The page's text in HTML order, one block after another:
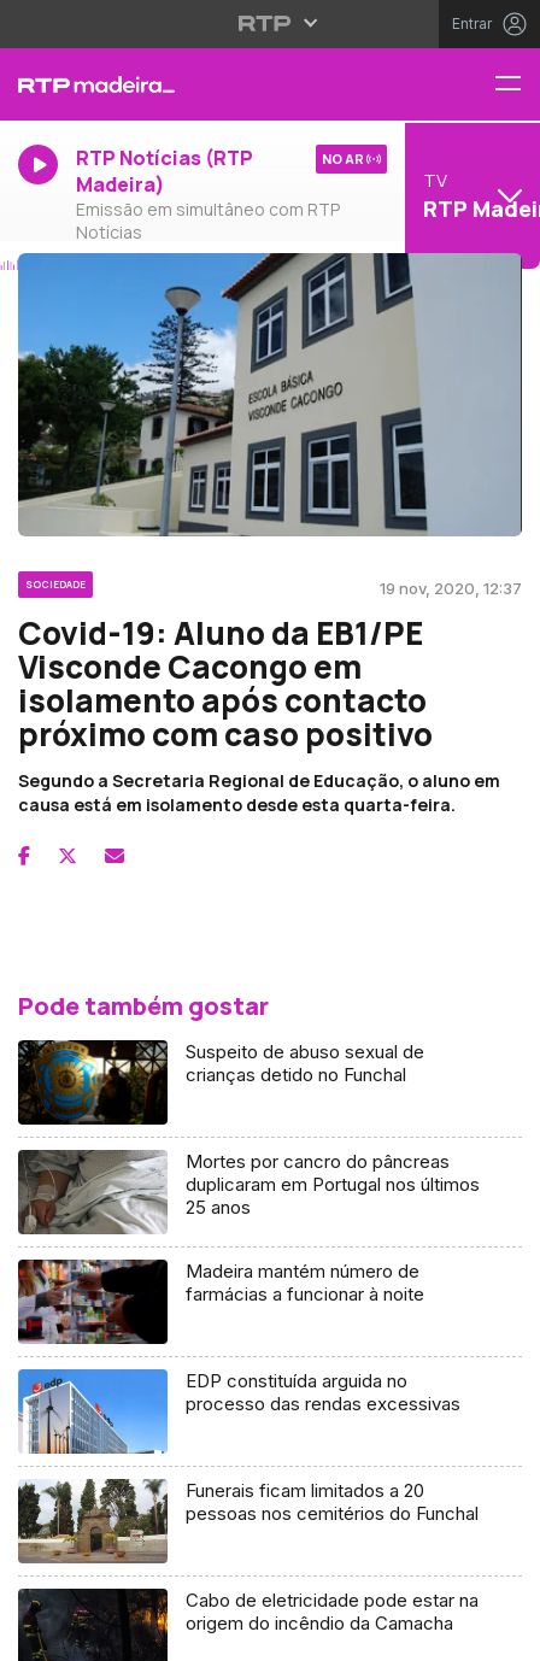
Entrar
RTP Notícias (RTP
Madeira)
Emissão em simultâneo com RTP
Notícias
NO AR
TV
RTP
SOCIEDADE 19 nov, 2020, 12:37
Covid-19: Aluno da EB1/PE
Visconde Cacongo em
isolamento após contacto
próximo com caso positivo
Segundo a Secretaria Regional de Educação, o aluno em
causa está em isolamento desde esta quarta-feira.
Pode também gostar
Suspeito de abuso sexual de
crianças detido no Funchal
Mortes por cancro do pâncreas
duplicaram em Portugal nos últimos
25 anos
Madeira mantém número de
farmácias a funcionar à noite
EDP constituída arguida no
processo das rendas excessivas
Funerais ficam limitados a 20
pessoas nos cemitérios do Funchal
Cabo de eletricidade pode estar na
origem do incêndio da Camacha